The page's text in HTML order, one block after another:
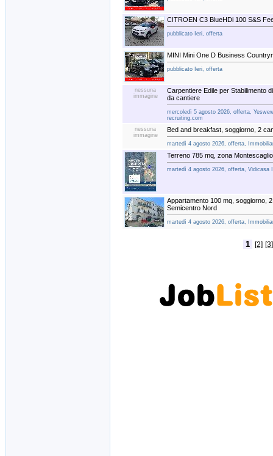
CITROEN C3 BlueHDi 100 S&S
pubblicato Ieri, offerta
MINI Mini One D Business
pubblicato Ieri, offerta
nessuna
immagine
Carpentiere Edile per Stabilimento
da cantiere
mercoledì 5 agosto 2026, offerta,
recruiting.com
nessuna
immagine
Bed and breakfast, soggiorno, 2
martedì 4 agosto 2026, offerta,
Terreno 785 mq, zona
martedì 4 agosto 2026, offerta, Vidicasa
Appartamento 100 mq, soggiorno,
Semicentro Nord
martedì 4 agosto 2026, offerta,
1 [2] [3]